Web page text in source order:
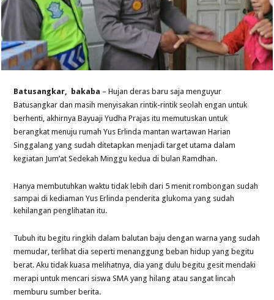
Batusangkar, bakaba – Hujan deras baru saja menguyur
Batusangkar dan masih menyisakan rintik-rintik seolah engan untuk
berhenti, akhirnya Bayuaji Yudha Prajas itu memutuskan untuk
berangkat menuju rumah Yus Erlinda mantan wartawan Harian
Singgalang yang sudah ditetapkan menjadi target utama dalam
kegiatan Jum’at Sedekah Minggu kedua di bulan Ramdhan.
Hanya membutuhkan waktu tidak lebih dari 5 menit rombongan sudah
sampai di kediaman Yus Erlinda penderita glukoma yang sudah
kehilangan penglihatan itu.
Tubuh itu begitu ringkih dalam balutan baju dengan warna yang sudah
memudar, terlihat dia seperti menanggung beban hidup yang begitu
berat. Aku tidak kuasa melihatnya, dia yang dulu begitu gesit mendaki
merapi untuk mencari siswa SMA yang hilang atau sangat lincah
memburu sumber berita.